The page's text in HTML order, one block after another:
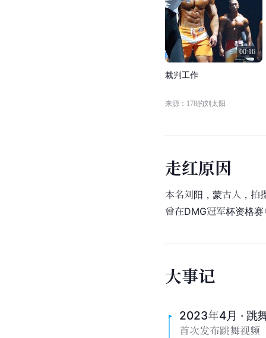
00:16
裁判 工作
来源：178的刘太阳
走红原因
本名刘阳，蒙古人，拍
曾在DMG冠军杯资格
大事记
2023年4月 · 跳
首次发布跳舞视频